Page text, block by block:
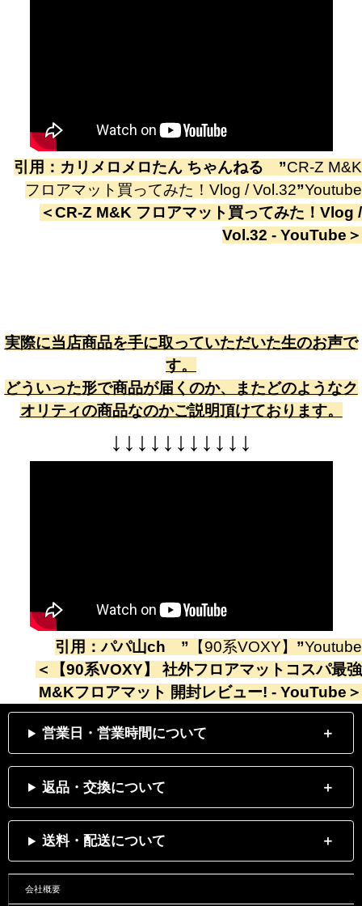
引用： カリメロメロたん ちゃんねる ”CR-Z M&K
フロアマット買ってみた！Vlog / Vol.32”Youtube
＜CR-Z M&K フロアマット買ってみた！Vlog /
Vol.32 - YouTube ＞
実際に当店商品を手に取っていただいた生のお声で
す。
どういった形で商品が届くのか、またどのようなク
オリティの商品なのかご説明頂けております。
↓ ↓ ↓ ↓ ↓ ↓ ↓ ↓ ↓ ↓ ↓
引用：パパ山ch ” 【90系VOXY】 ”Youtube
＜
【90系VOXY】 社外フロアマットコスパ最強
M&Kフロアマット 開封レビュー! - YouTube ＞
営業日・営業時間について
返品・交換について
送料・配送について
会社概要